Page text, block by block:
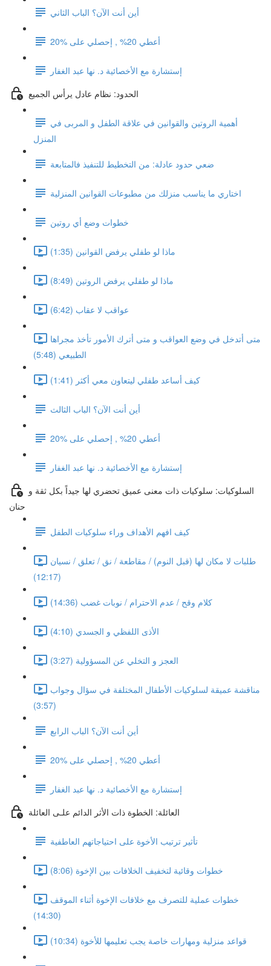
أين أنت الآن؟ الباب الثاني
أعطي 20% , إحصلي على %20
إستشارة مع الأخصائية د. نها عبد الغفار
الحدود: نظام عادل يرأس الجميع
أهمية الروتين والقوانين في علاقة الطفل و المربى في
المنزل
ضعي حدود عادلة: من التخطيط للتنفيذ فالمتابعة
اختاري ما يناسب منزلك من مطبوعات القوانين المنزلية
خطوات وضع أي روتين
ماذا لو طفلي يرفض القوانين (1:35)
ماذا لو طفلي يرفض الروتين (8:49)
عواقب لا عقاب (6:42)
متى أتدخل في وضع العواقب و متى أترك الأمور تأخذ مجراها
الطبيعي (5:48)
كيف أساعد طفلي ليتعاون معي أكثر (1:41)
أين أنت الآن؟ الباب الثالث
أعطي 20% , إحصلي على %20
إستشارة مع الأخصائية د. نها عبد الغفار
السلوكيات: سلوكيات ذات معنى عميق تحضري لها جيداً بكل ثقة و
حنان
كيف افهم الأهداف وراء سلوكيات الطفل
طلبات لا مكان لها (قبل النوم) / مقاطعة / نق / تعلق / نسيان
(12:17)
كلام وقح / عدم الاحترام / نوبات غضب (14:36)
الأذى اللفظي و الجسدي (4:10)
العجز و التخلي عن المسؤولية (3:27)
مناقشة عميقة لسلوكيات الأطفال المختلفة في سؤال وجواب
(3:57)
أين أنت الآن؟ الباب الرابع
أعطي 20% , إحصلي على %20
إستشارة مع الأخصائية د. نها عبد الغفار
العائلة: الخطوة ذات الأثر الدائم علـى العائلة
تأثير ترتيب الأخوة على احتياجاتهم العاطفية
خطوات وقائية لتخفيف الخلافات بين الإخوة (8:06)
خطوات عملية للتصرف مع خلافات الإخوة أثناء الموقف
(14:30)
قواعد منزلية ومهارات خاصة يجب تعليمها للأخوة (10:34)